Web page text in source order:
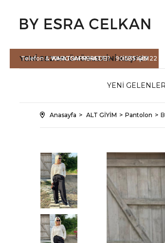
Telefon & WHATSAPP HATTI : 90 535 465 22
YENİ SEZONÜRÜNLERİNİ KEŞFET
KARGOM NEREDE? İLETİŞİM
YENİ GELENLER
Anasayfa ALT GİYİM Pantolon